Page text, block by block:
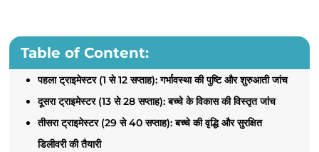
Table of Content:
पहला ट्राइमेस्टर (1 से 12 सप्ताह): गर्भावस्था की पुष्टि और शुरुआती जांच
दूसरा ट्राइमेस्टर (13 से 28 सप्ताह): बच्चे के विकास की विस्तृत जांच
तीसरा ट्राइमेस्टर (29 से 40 सप्ताह): बच्चे की वृद्धि और सुरक्षित
डिलीवरी की तैयारी